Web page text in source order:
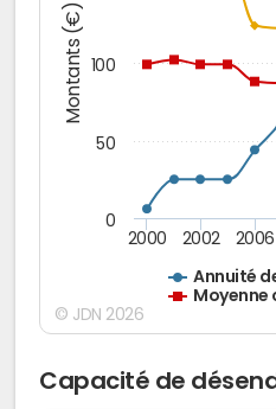
Montants (€)
Annuité
Moyenne
2000 2002 2006
0
50
100
© JDN 2026
Capacité de